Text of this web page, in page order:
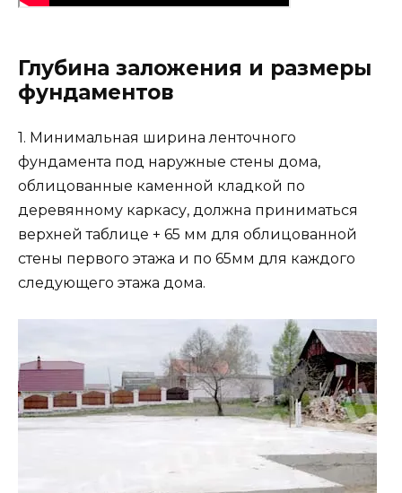
Глубина заложения и размеры
фундаментов
1. Минимальная ширина ленточного
фундамента под наружные стены дома,
облицованные каменной кладкой по
деревянному каркасу, должна приниматься
верхней таблице + 65 мм для облицованной
стены первого этажа и по 65мм для каждого
следующего этажа дома.